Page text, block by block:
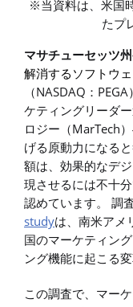
※当資料は、米国
たプ
マサチューセッツ
解消するソフトウ
（NASDAQ ： PEGA
ケティングリーダ
ロジー（MarTech
げる原動力になる
額は、 効果的なデ
現させるには不十
認めています。
調
studyは、南米アメ
国のマーケティン
ング機能に起こる
この調査で、マー